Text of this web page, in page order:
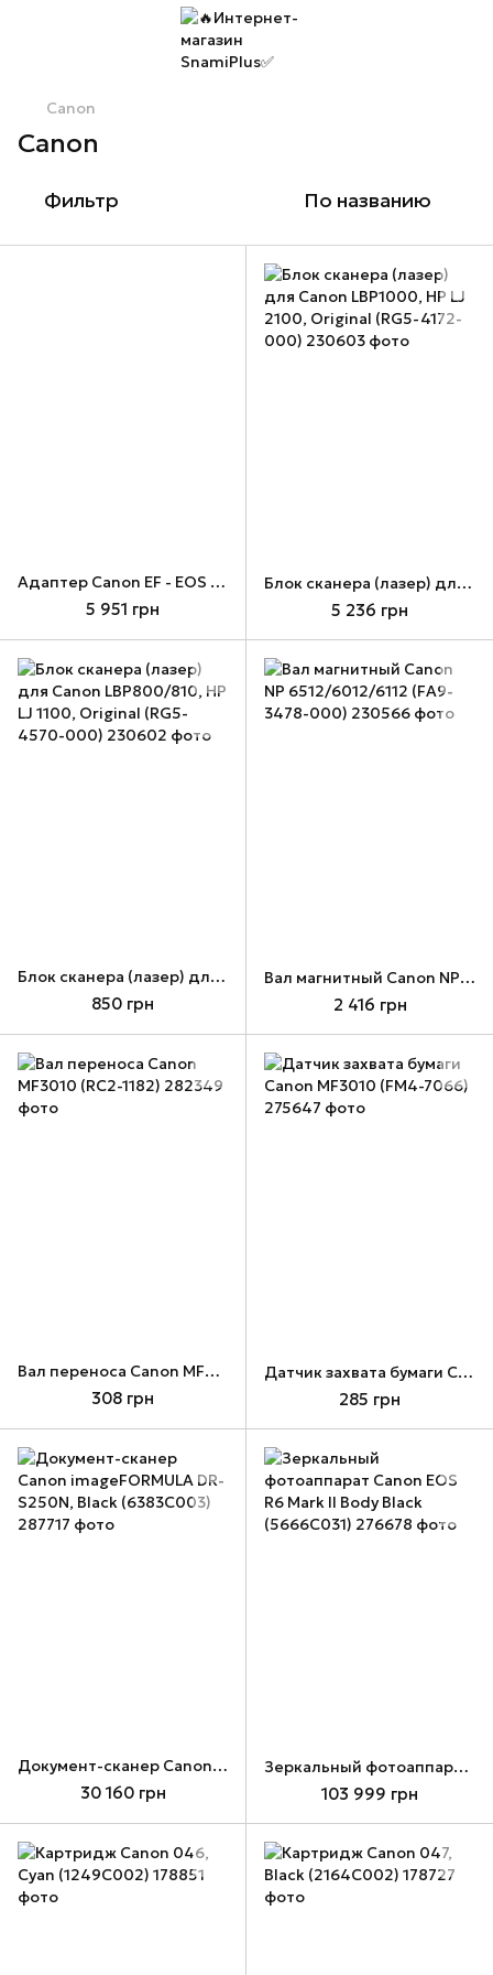
Canon
Canon
Фильтр По названию
Адаптер Canon EF - EOS R (2971C005)
5 951 грн
Блок сканера (лазер) для Canon LBP1000, HP LJ 2100, Original (RG5-4172-000)
5 236 грн
Блок сканера (лазер) для Canon LBP800/810, HP LJ 1100, Original (RG5-4570-000)
850 грн
Вал магнитный Canon NP 6512/6012/6112 (FA9-3478-000)
2 416 грн
Вал переноса Canon MF3010 (RC2-1182)
308 грн
Датчик захвата бумаги Canon MF3010 (FM4-7066)
285 грн
Документ-сканер Canon imageFORMULA DR-S250N, Black (6383C003)
30 160 грн
Зеркальный фотоаппарат Canon EOS R6 Mark II Body Black (5666C031)
103 999 грн